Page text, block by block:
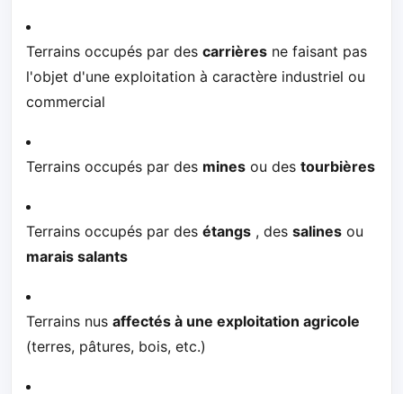
Terrains occupés par des carrières ne faisant pas
l'objet d'une exploitation à caractère industriel ou
commercial
Terrains occupés par des mines ou des tourbières
Terrains occupés par des étangs , des salines ou
marais salants
Terrains nus affectés à une exploitation agricole
(terres, pâtures, bois, etc.)